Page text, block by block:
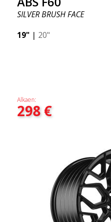
SILVER BRUSH FACE
19" | 20"
Alkaen:
298€